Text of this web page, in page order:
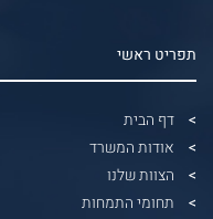
תפריט ראשי
דף הבית
אודות המשרד
הצוות שלנו
תחומי התמחות